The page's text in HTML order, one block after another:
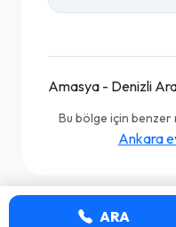
Amasya - Denizli
Bu bölge için benzer
Ankara
ARA